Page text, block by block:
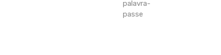
palavra-
passe